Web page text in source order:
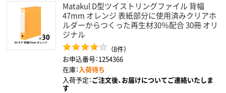
Matakul D型ツイストリングファイル 背幅
47mm オレンジ 表紙部分に使用済みクリアホ
ルダーからつくった再生材30％配合 30冊 オリ
ジナル
（8件）
お申込番号：1254366
在庫： 入荷待ち
入荷予定：ご注文後、お届けについてご連絡いたしま
す